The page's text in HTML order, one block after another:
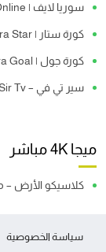
سوريا لايف | Syria Live Online
كورة ستار | Kora Star
كورة جول | Kora Goal
سير تي في – Sir Tv
ميجا 4K مباشر
كلاسيكو الأرض – El Clasico
سياسة الخصوصية